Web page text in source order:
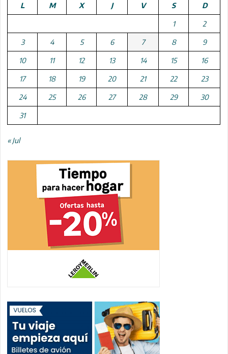
L
M X J V S D
1 2
3 4 5 6 7 8 9
10 11 12 13 14 15 16
17 18 19 20 21 22 23
24 25 26 27 28 29 30
31
« Jul